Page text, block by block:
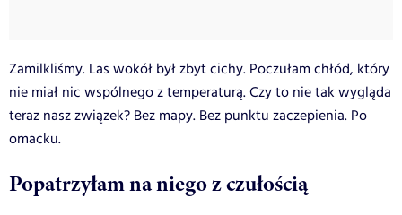
Zamilkliśmy. Las wokół był zbyt cichy. Poczułam chłód, który
nie miał nic wspólnego z temperaturą. Czy to nie tak wygląda
teraz nasz związek? Bez mapy. Bez punktu zaczepienia. Po
omacku.
Popatrzyłam na niego z czułością